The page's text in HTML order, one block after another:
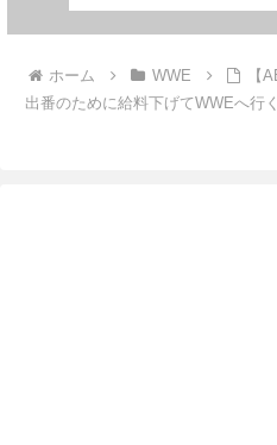
ホーム WWE
【
出番のために給料下げてWWEへ行